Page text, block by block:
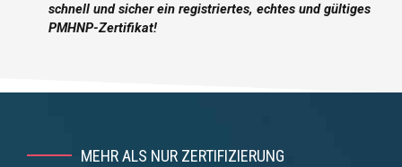
schnell und sicher ein registriertes, echtes und gültiges
PMHNP-Zertifikat!
MEHR ALS NUR ZERTIFIZIERUNG